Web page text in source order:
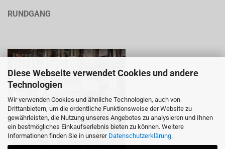
Diese Webseite verwendet Cookies und andere
Technologien
Wir verwenden Cookies und ähnliche Technologien, auch von
Drittanbietern, um die ordentliche Funktionsweise der Website zu
gewährleisten, die Nutzung unseres Angebotes zu analysieren und Ihnen
ein bestmögliches Einkaufserlebnis bieten zu können. Weitere
Informationen finden Sie in unserer Datenschutzerklärung.
RUNDGANG